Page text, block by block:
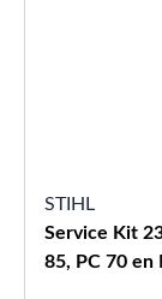
STIHL
Service Kit
85, PC 70 en